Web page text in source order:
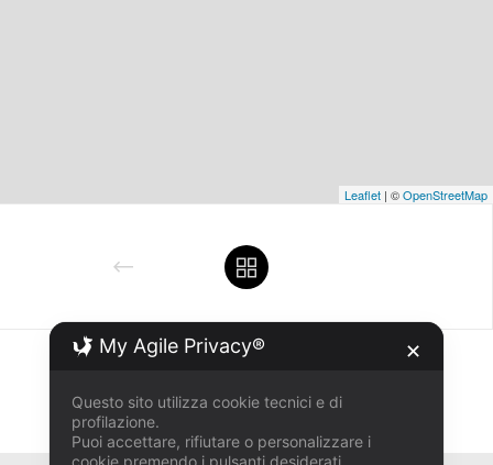
Leaflet | ©OpenStreetMap
Share : Facebook
My Agile Privacy® ✕
Questo sito utilizza cookie tecnici e di
profilazione.
Puoi accettare, rifiutare o personalizzare i
cookie premendo i pulsanti desiderati.